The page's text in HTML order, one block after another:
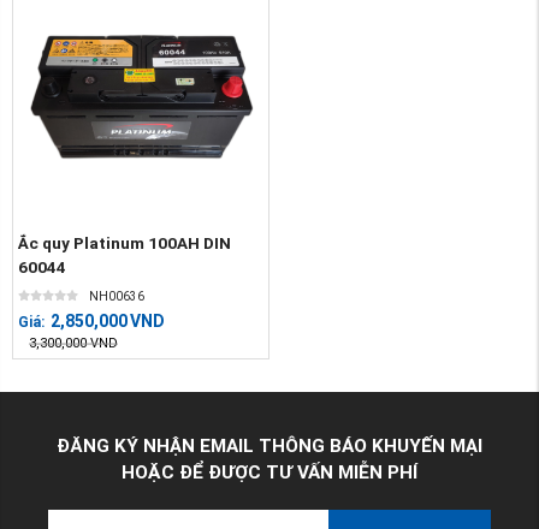
Ắc quy Platinum 100AH DIN
60044
NH00636
Giá: 2,850,000VND
3,300,000 VND
ĐĂNG KÝ NHẬN EMAIL THÔNG BÁO KHUYẾN MẠI
HOẶC ĐỂ ĐƯỢC TƯ VẤN MIỄN PHÍ